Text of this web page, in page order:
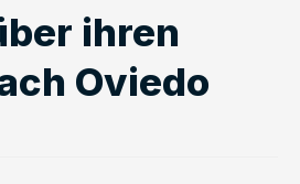
ihren
Oviedo